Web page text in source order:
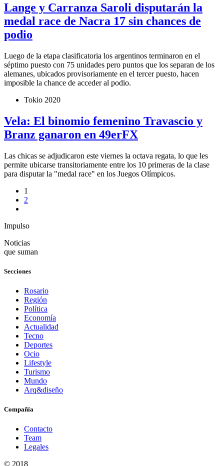
Lange y Carranza Saroli disputarán la
medal race de Nacra 17 sin chances de
podio
Luego de la etapa clasificatoria los argentinos terminaron en el
séptimo puesto con 75 unidades pero puntos que los separan de los
alemanes, ubicados provisoriamente en el tercer puesto, hacen
imposible la chance de acceder al podio.
Tokio 2020
Vela: El binomio femenino Travascio y
Branz ganaron en 49erFX
Las chicas se adjudicaron este viernes la octava regata, lo que les
permite ubicarse transitoriamente entre los 10 primeras de la clase
para disputar la "medal race" en los Juegos Olímpicos.
1
2
Impulso
Noticias
que suman
Secciones
Rosario
Región
Política
Economía
Actualidad
Tecno
Deportes
Ocio
Lifestyle
Turismo
Mundo
Arq&diseño
Compañía
Contacto
Team
Legales
© 2018